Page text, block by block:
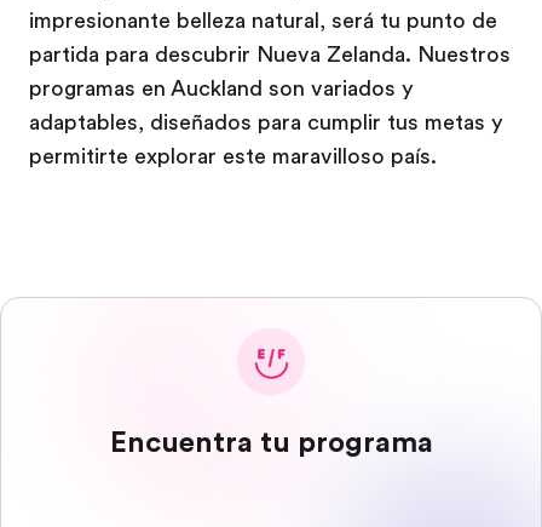
impresionante belleza natural, será tu punto de
partida para descubrir Nueva Zelanda. Nuestros
programas en Auckland son variados y
adaptables, diseñados para cumplir tus metas y
permitirte explorar este maravilloso país.
Encuentra tu programa